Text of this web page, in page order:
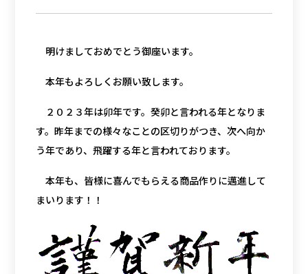
明けましておめでとう御座います。
本年もよろしくお願い致します。
２０２３年は卯年です。癸卯と言われる年となりま
す。昨年までの様々なことの区切りがつき、次へ向か
う年であり、飛躍する年と言われております。
本年も、皆様に喜んでもらえる商品作りに邁進して
まいります！！